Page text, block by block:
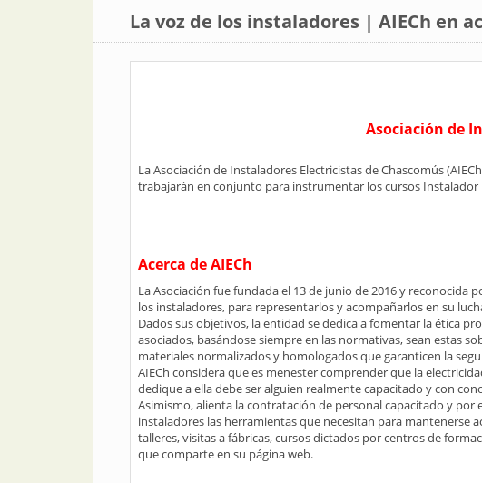
La voz de los instaladores | AIECh en
Asociación de
La Asociación de Instaladores Electricistas de Chascomús
trabajarán en conjunto para instrumentar los cursos
Acerca de AIECh
La Asociación fue fundada el 13 de junio de 2016 y
los instaladores, para representarlos y acompañarlos en su
Dados sus objetivos, la entidad se dedica a fomentar la ética
asociados, basándose siempre en las normativas, sean estas
materiales normalizados y homologados que garanticen la
AIECh considera que es menester comprender que la
dedique a ella debe ser alguien realmente capacitado y con
Asimismo, alienta la contratación de personal capacitado y por
instaladores las herramientas que necesitan para mantenerse
talleres, visitas a fábricas, cursos dictados por centros de
que comparte en su página web.